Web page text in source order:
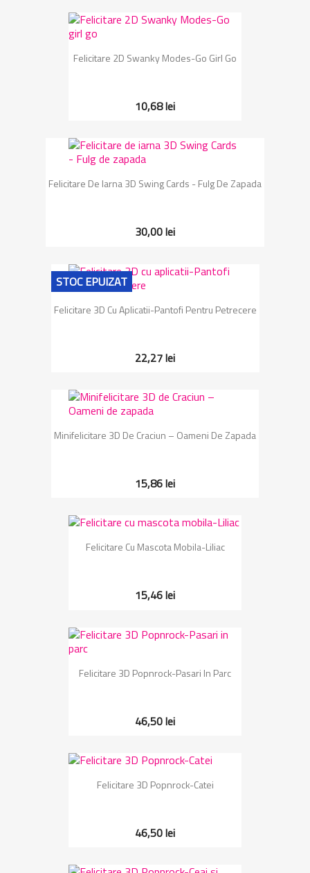
Felicitare 2D Swanky Modes-Go Girl Go
10,68 lei
Felicitare De Iarna 3D Swing Cards - Fulg De Zapada
30,00 lei
Felicitare 3D Cu Aplicatii-Pantofi Pentru Petrecere
22,27 lei
STOC EPUIZAT
Minifelicitare 3D De Craciun – Oameni De Zapada
15,86 lei
Felicitare Cu Mascota Mobila-Liliac
15,46 lei
Felicitare 3D Popnrock-Pasari In Parc
46,50 lei
Felicitare 3D Popnrock-Catei
46,50 lei